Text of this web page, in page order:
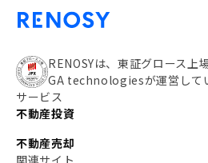
#私の資産ポートフォリオ
#わたしのリノベーションスト
#東京メトロ副都心線
#東京メトロ銀座線
#東京メトロ半蔵門線
RENOSYは、東証グロース上
GA technologiesが運営して
サービス
不動産投資
不動産売却
関連サイト